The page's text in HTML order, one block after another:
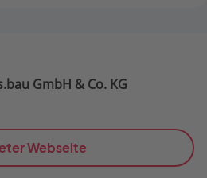
GmbH & Co. KG
Webseite